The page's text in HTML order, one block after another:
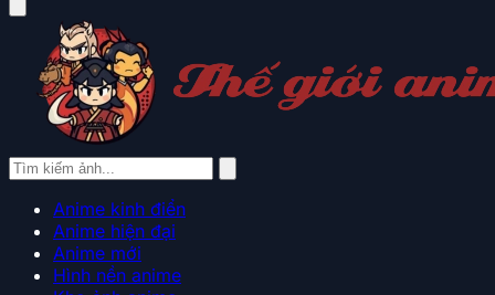
Anime kinh điển
Anime hiện đại
Anime mới
Hình nền anime